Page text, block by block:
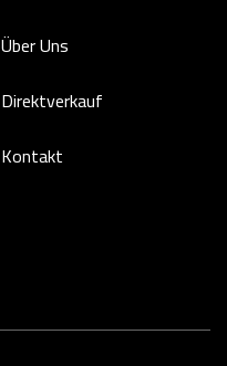
Über Uns
Direktverkauf
Kontakt